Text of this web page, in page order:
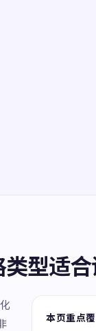
型适合
本页重点